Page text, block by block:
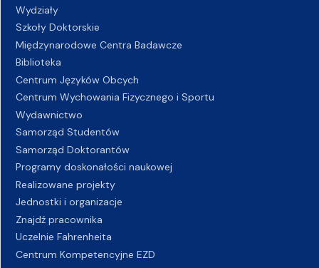
Wydziały
Szkoły Doktorskie
Międzynarodowe Centra Badawcze
Biblioteka
Centrum Języków Obcych
Centrum Wychowania Fizycznego i Sportu
Wydawnictwo
Samorząd Studentów
Samorząd Doktorantów
Programy doskonałości naukowej
Realizowane projekty
Jednostki i organizacje
Znajdź pracownika
Uczelnie Fahrenheita
Centrum Kompetencyjne EZD